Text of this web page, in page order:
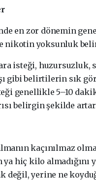
en zor dönemin
nikotin yoksunluk
isteği, huzursuzluk,
gibi belirtilerin sık
genellikle 5–10
belirgin şekilde
kaçınılmaz
hiç kilo almadığını
değil, yerine ne